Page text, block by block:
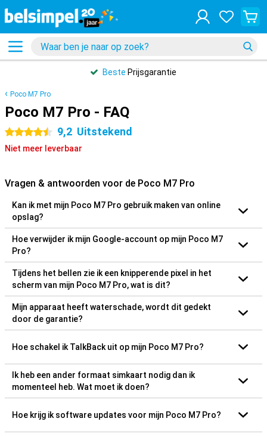
Beste Prijsgarantie
Poco M7 Pro
Poco M7 Pro - FAQ
4.5 sterren 9,2 Uitstekend
Niet meer leverbaar
Vragen & antwoorden voor de Poco M7 Pro
Kan ik met mijn Poco M7 Pro gebruik maken van online
opslag?
Hoe verwijder ik mijn Google-account op mijn Poco M7
Pro?
Tijdens het bellen zie ik een knipperende pixel in het
scherm van mijn Poco M7 Pro, wat is dit?
Mijn apparaat heeft waterschade, wordt dit gedekt
door de garantie?
Hoe schakel ik TalkBack uit op mijn Poco M7 Pro?
Ik heb een ander formaat simkaart nodig dan ik
momenteel heb. Wat moet ik doen?
Hoe krijg ik software updates voor mijn Poco M7 Pro?